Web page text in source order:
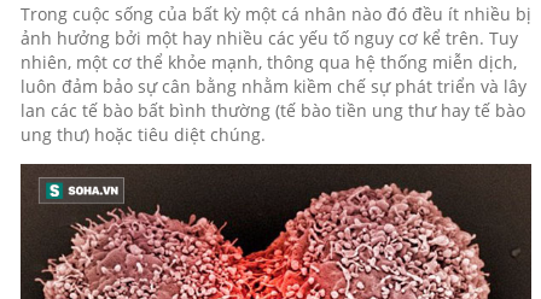
Trong cuộc sống của bất kỳ một cá nhân nào đó đều ít nhiều bị
ảnh hưởng bởi một hay nhiều các yếu tố nguy cơ kể trên. Tuy
nhiên, một cơ thể khỏe mạnh, thông qua hệ thống miễn dịch,
luôn đảm bảo sự cân bằng nhằm kiềm chế sự phát triển và lây
lan các tế bào bất bình thường (tế bào tiền ung thư hay tế bào
ung thư) hoặc tiêu diệt chúng.